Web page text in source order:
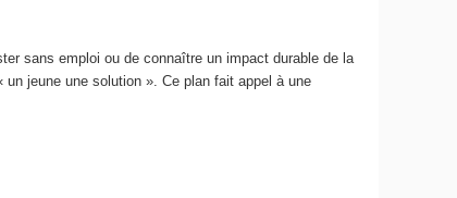
sans emploi ou de connaître un impact durable de la
jeune une solution ». Ce plan fait appel à une